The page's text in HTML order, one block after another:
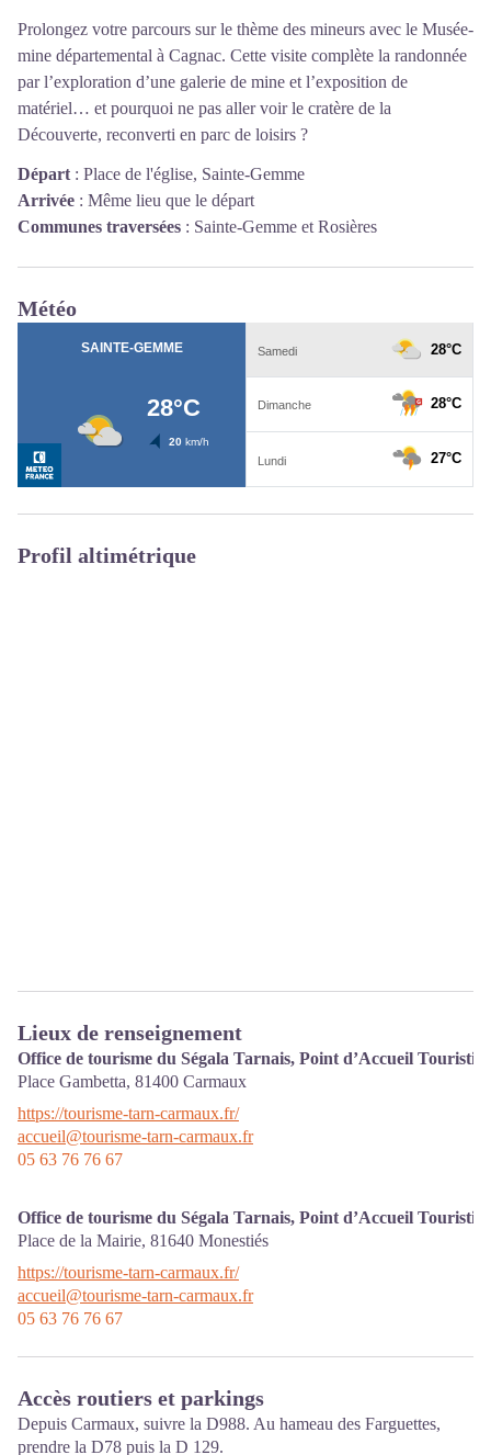
Prolongez votre parcours sur le thème des mineurs avec le Musée-
mine départemental à Cagnac. Cette visite complète la randonnée
par l’exploration d’une galerie de mine et l’exposition de
matériel… et pourquoi ne pas aller voir le cratère de la
Découverte, reconverti en parc de loisirs ?
Départ : Place de l'église, Sainte-Gemme
Arrivée : Même lieu que le départ
Communes traversées : Sainte-Gemme et Rosières
Météo
Profil altimétrique
Lieux de renseignement
Office de tourisme du Ségala Tarnais, Point d’Accueil
Place Gambetta, 81400 Carmaux
https://tourisme-tarn-carmaux.fr/
accueil@tourisme-tarn-carmaux.fr
05 63 76 76 67
Office de tourisme du Ségala Tarnais, Point d’Accueil
Place de la Mairie, 81640 Monestiés
https://tourisme-tarn-carmaux.fr/
accueil@tourisme-tarn-carmaux.fr
05 63 76 76 67
Accès routiers et parkings
Depuis Carmaux, suivre la D988. Au hameau des Farguettes,
prendre la D78 puis la D 129.